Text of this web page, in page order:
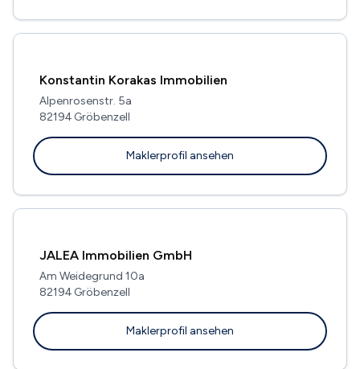
Konstantin Korakas Immobilien
Alpenrosenstr. 5a
82194 Gröbenzell
Maklerprofil ansehen
JALEA Immobilien GmbH
Am Weidegrund 10a
82194 Gröbenzell
Maklerprofil ansehen